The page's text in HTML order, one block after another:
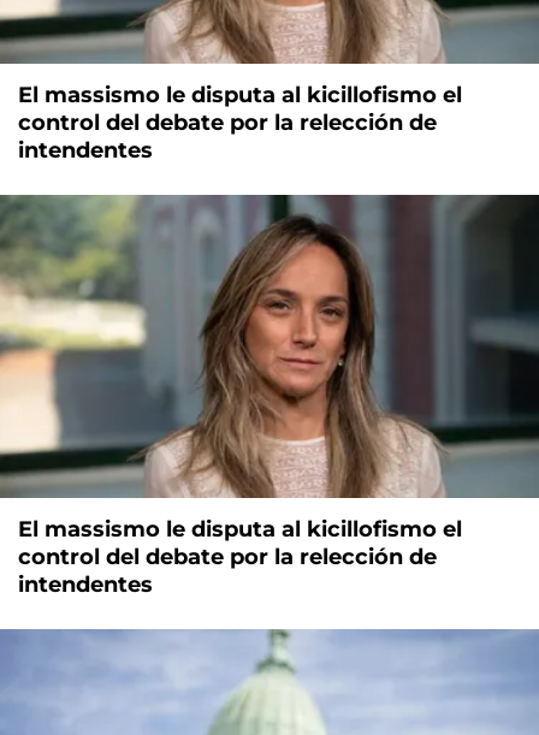
El massismo le disputa al kicillofismo el
control del debate por la relección de
intendentes
El massismo le disputa al kicillofismo el
control del debate por la relección de
intendentes